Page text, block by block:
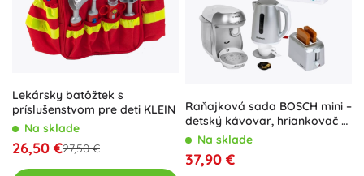
Lekársky batôžtek s
príslušenstvom pre deti KLEIN
Na sklade
26,50 €27,50 €
Raňajková sada BOSCH mini –
detský kávovar, hriankovač a
kanvica so zvukmi 3+
Na sklade
37,90 €